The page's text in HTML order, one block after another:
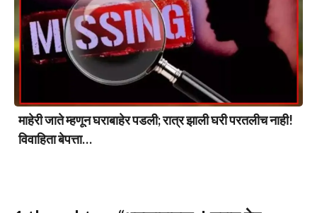
माहेरी जाते म्हणून घराबाहेर पडली; रात्र झाली घरी परतलीच नाही!
विवाहिता बेपत्ता…